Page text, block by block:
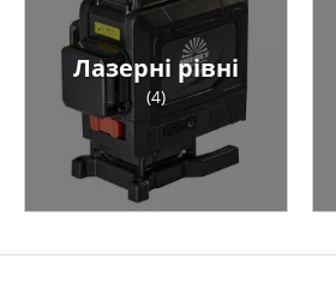
Лазерні рівні
(4)